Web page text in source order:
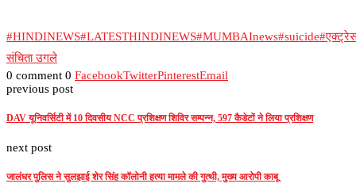
#HINDINEWS#LATESTHINDINEWS#MUMBAInews#suicide
संचिता उगले
0 comment 0 FacebookTwitterPinterestEmail
previous post
DAV यूनिवर्सिटी में 10 दिवसीय NCC प्रशिक्षण शिविर सम्पन्न, 597 कैडेटों ने लिया प्रशिक्षण
next post
जालंधर पुलिस ने सुलझाई शेर सिंह कॉलोनी हत्या मामले की गुत्थी, मुख्य आरोपी काबू